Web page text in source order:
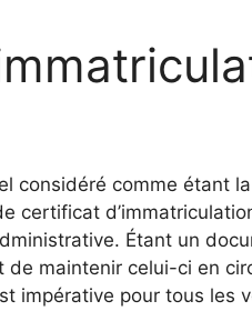
considéré comme étant
certificat
Étant un
de maintenir celui-ci en
impérative pour tous les